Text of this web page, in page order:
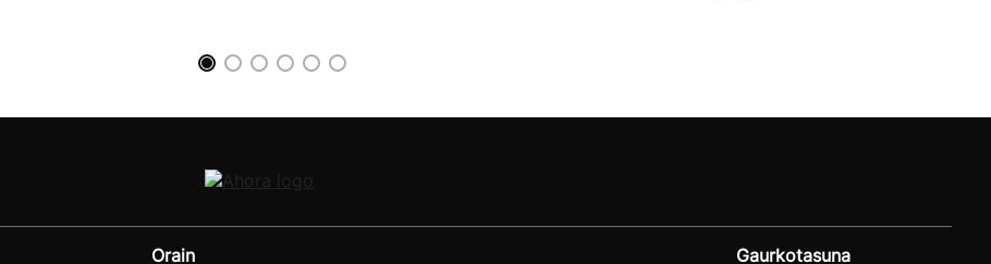
Orain Gaurkotasuna